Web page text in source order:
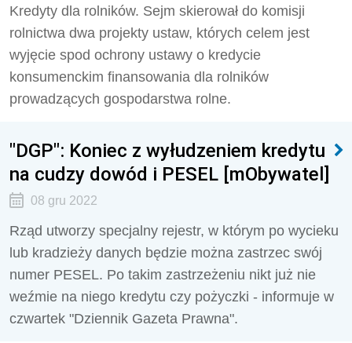
Kredyty dla rolników. Sejm skierował do komisji
rolnictwa dwa projekty ustaw, których celem jest
wyjęcie spod ochrony ustawy o kredycie
konsumenckim finansowania dla rolników
prowadzących gospodarstwa rolne.
"DGP": Koniec z wyłudzeniem kredytu
na cudzy dowód i PESEL [mObywatel]
08 gru 2022
Rząd utworzy specjalny rejestr, w którym po wycieku
lub kradzieży danych będzie można zastrzec swój
numer PESEL. Po takim zastrzeżeniu nikt już nie
weźmie na niego kredytu czy pożyczki - informuje w
czwartek "Dziennik Gazeta Prawna".